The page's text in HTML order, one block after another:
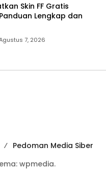
Skin FF Gratis
Lengkap dan
7, 2026
Pedoman Media Siber
wpmedia.